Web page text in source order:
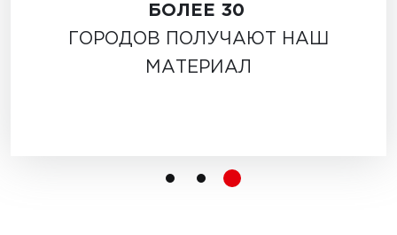
БОЛЕЕ 30
ГОРОДОВ ПОЛУЧАЮТ НАШ
МАТЕРИАЛ